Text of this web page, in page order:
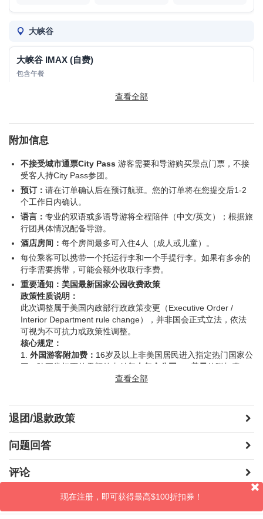
大峡谷
大峡谷 IMAX (自费)
包含午餐
拉斯维加斯
拉斯维加斯夜游 (自费)
$50 $50 /
旧金山
旧金山深度游 (自费)
$50 $50
旧金山港湾游船 (自费)
$39
$28 (12 years and
/
门票付现金，由导游统一购买。
必付费用（现场付）：
国家公园*，布莱斯国家公园*，大峡谷国家公园*，马蹄湾，大盐
湖，优胜美地国家公园*，以及五星级酒店度假村费）
以上带*的国家公园从2026年起将对外国游客（16岁及以上，非
美国公民）收取附加费(每人/每个/国家公园100美元)
，如客人有
非美国公民公园年票 （$250/张），持票人同行队伍中
的额外三名成人也可凭此年票免除非居民附加费。
查看全部
附加信息
不接受城市通票City Pass 游客需要和导游购买景点门票，不接
受客人持City Pass参团。
预订： 请在订单确认后在预订航班。您的订单将在您提交后1-2
个工作日内确认。
语言： 专业的双语或多语导游将全程陪伴（中文/英文）；根据旅
行团具体情况配备导游。
酒店房间： 每个房间最多可入住4人（成人或儿童）。
每位乘客可以携带一个托运行李和一个手提行李。如果有多余的
行李需要携带，可能会额外收取行李费。
重要通知：美国最新国家公园收费政策
政策性质说明：
此次调整属于美国内政部行政政策变更（Executive Order /
Interior Department rule change），并非国会正式立法，依法
可视为不可抗力或政策性调整。
核心规定：
1. 外国游客附加费： 16岁及以上非美国居民进入指定热门国家公
园，除正常门票外需额外支付 每人每个公园100美元 的附加费。
如客人有自行购买非美国公民公园年票
3.适用范围：适用于包括
（Yellowstone）、优胜美地（Yosemite）、锡安（Zion）、
Mountain）、布莱斯峡谷（Bryce Canyon）、阿卡迪亚
（Acadia）、红杉 & 国王峡谷（Sequoia & Kings
Canyon）、大沼泽地（Everglades）
等11个最受欢迎的国家公
园。
重要提示：
查看全部
退团/退款政策
问题回答
评论
现在注册，即可获得最高$100折扣券！